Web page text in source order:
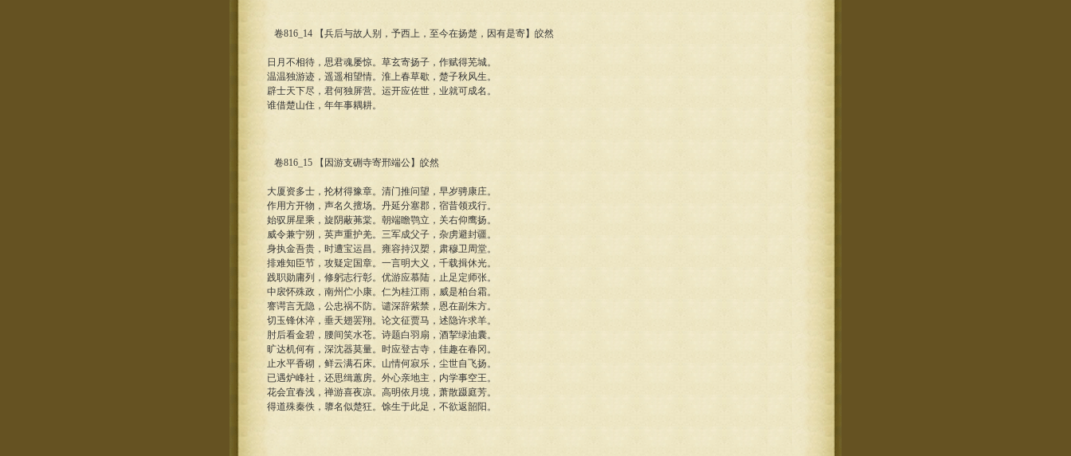
卷816_14 【兵后与故人别，予西上，至今在扬楚，因有是寄】皎然
日月不相待，思君魂屡惊。草玄寄扬子，作赋得芜城。
温温独游迹，遥遥相望情。淮上春草歇，楚子秋风生。
辟士天下尽，君何独屏营。运开应佐世，业就可成名。
谁借楚山住，年年事耦耕。
卷816_15 【因游支硎寺寄邢端公】皎然
大厦资多士，抡材得豫章。清门推问望，早岁骋康庄。
作用方开物，声名久擅场。丹延分塞郡，宿昔领戎行。
始驭屏星乘，旋阴蔽茀棠。朝端瞻鹗立，关右仰鹰扬。
威令兼宁朔，英声重护羌。三军成父子，杂虏避封疆。
身执金吾贵，时遭宝运昌。雍容持汉槊，肃穆卫周堂。
排难知臣节，攻疑定国章。一言明大义，千载揖休光。
践职勋庸列，修躬志行彰。优游应慕陆，止足定师张。
中扆怀殊政，南州伫小康。仁为桂江雨，威是柏台霜。
謇谔言无隐，公忠祸不防。谴深辞紫禁，恩在副朱方。
切玉锋休淬，垂天翅罢翔。论文征贾马，述隐许求羊。
肘后看金碧，腰间笑水苍。诗题白羽扇，酒挈绿油囊。
旷达机何有，深沈器莫量。时应登古寺，佳趣在春冈。
止水平香砌，鲜云满石床。山情何寂乐，尘世自飞扬。
已遇炉峰社，还思缉蕙房。外心亲地主，内学事空王。
花会宜春浅，禅游喜夜凉。高明依月境，萧散蹑庭芳。
得道殊秦佚，隳名似楚狂。馀生于此足，不欲返韶阳。